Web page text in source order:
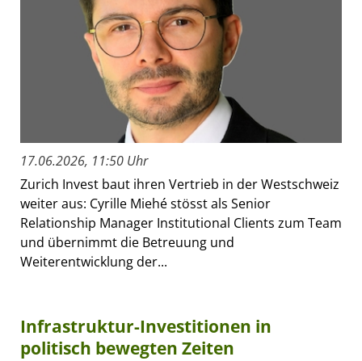
17.06.2026, 11:50 Uhr
Zurich Invest baut ihren Vertrieb in der Westschweiz
weiter aus: Cyrille Miehé stösst als Senior
Relationship Manager Institutional Clients zum Team
und übernimmt die Betreuung und
Weiterentwicklung der...
Infrastruktur-Investitionen in
politisch bewegten Zeiten